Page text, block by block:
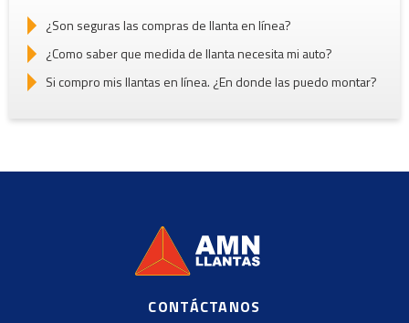
¿Son seguras las compras de llanta en línea?
¿Como saber que medida de llanta necesita mi auto?
Si compro mis llantas en línea. ¿En donde las puedo montar?
2020, AMN Supplier Llantas https://es.shopify.com
CONTÁCTANOS